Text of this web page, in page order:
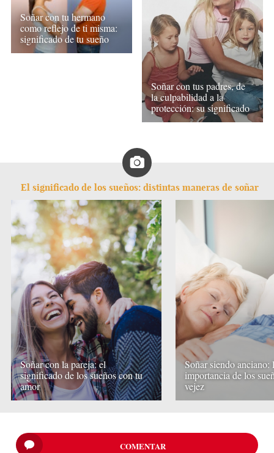
Soñar con tu hermano
como reflejo de ti misma:
significado de tu sueño
Soñar con tus padres, de
la culpabilidad a la
protección: su significado
El significado de los sueños: distintas maneras de soñar
Soñar con la pareja: el
significado de los sueños con tu
amor
Soñar siendo anciano:
importancia de los
vejez
COMENTAR